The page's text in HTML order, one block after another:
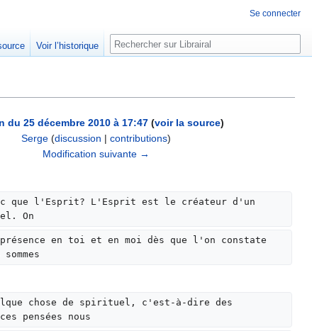
du 25 décembre 2010 à 17:47 (voir la source)
Serge (discussion | contributions)
Modification suivante →
que l'Esprit? L'Esprit est le créateur d'un
On
en toi et en moi dès que l'on constate
chose de spirituel, c'est-à-dire des
pensées nous
Se connecter
Voir l’historique Rechercher